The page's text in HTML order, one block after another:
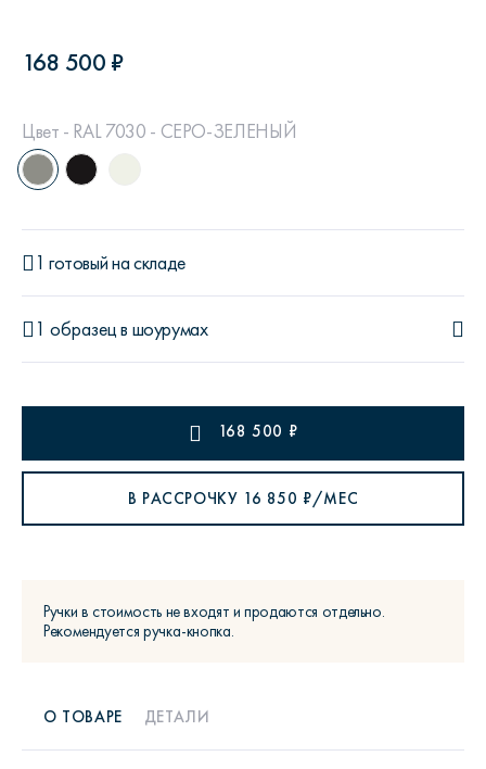
168 500 ₽
Цвет - RAL 7030 - СЕРО-ЗЕЛЕНЫЙ
1 готовый на складе
1 образецв шоурумах
168 500 ₽
В РАССРОЧКУ 16 850 ₽/МЕС
Ручки в стоимость не входят и продаются отдельно.
Рекомендуется ручка-кнопка.
О ТОВАРЕ ДЕТАЛИ